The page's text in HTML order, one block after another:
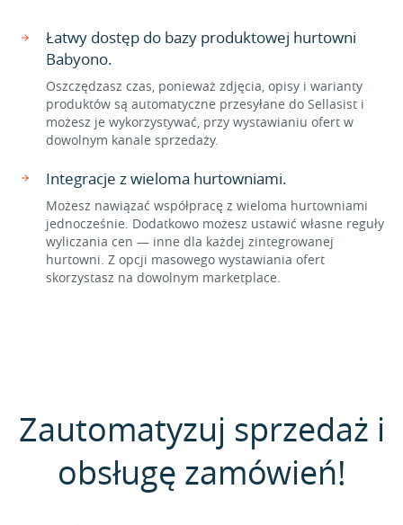
Łatwy dostęp do bazy produktowej hurtowni
Babyono.
Oszczędzasz czas, ponieważ zdjęcia, opisy i warianty
produktów są automatyczne przesyłane do Sellasist i
możesz je wykorzystywać, przy wystawianiu ofert w
dowolnym kanale sprzedaży.
Integracje z wieloma hurtowniami.
Możesz nawiązać współpracę z wieloma hurtowniami
jednocześnie. Dodatkowo możesz ustawić własne reguły
wyliczania cen — inne dla każdej zintegrowanej
hurtowni. Z opcji masowego wystawiania ofert
skorzystasz na dowolnym marketplace.
Zautomatyzuj sprzedaż i
obsługę zamówień!